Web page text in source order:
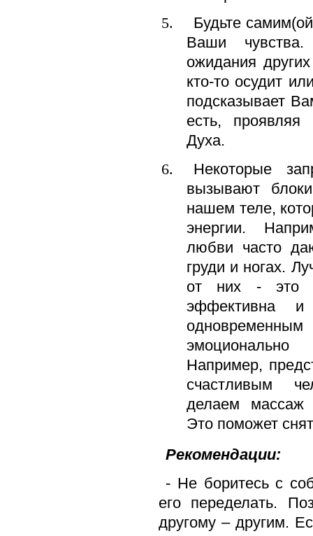
Будьте
Ваши
ожидания
кто-то осудит
подсказывает
есть, проявляя
Духа.
Некоторые
вызывают
нашем теле,
энергии.
любви часто
груди и ногах.
от них - это
эффективна
Например,
счастливым
делаем массаж
Это поможет
Рекомендации:
- Не боритесь с
его переделать.
другому – другим.